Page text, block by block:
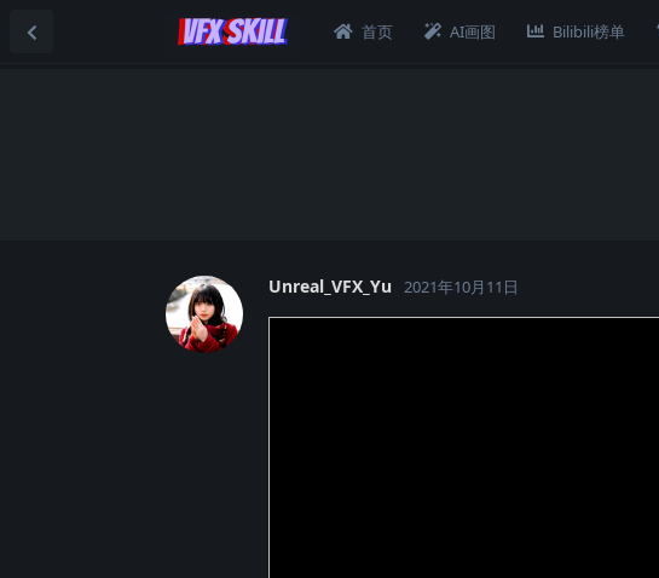
首页 AI画图 Bilibili榜单
Unreal_VFX_Yu 2021年10月11日